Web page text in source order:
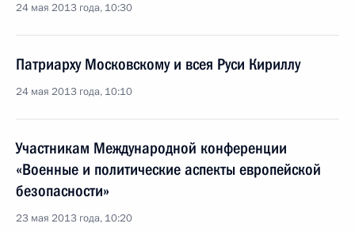
24 мая 2013 года, 10:30
Патриарху Московскому и всея Руси Кириллу
24 мая 2013 года, 10:10
Участникам Международной конференции
«Военные и политические аспекты европейской
безопасности»
23 мая 2013 года, 10:20